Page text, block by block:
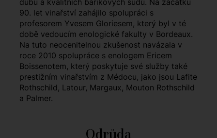
dubu a kvalitních barikových sudů. Na začátku
90. let vinařství zahájilo spolupráci s
profesorem Yvesem Gloriesem, který byl v té
době vedoucím enologické fakulty v Bordeaux.
Na tuto neocenitelnou zkušenost navázala v
roce 2010 spolupráce s enologem Ericem
Boissenotem, který poskytuje své služby také
prestižním vinařstvím z Médocu, jako jsou Lafite
Rothschild, Latour, Margaux, Mouton Rothschild
a Palmer.
Odrůda